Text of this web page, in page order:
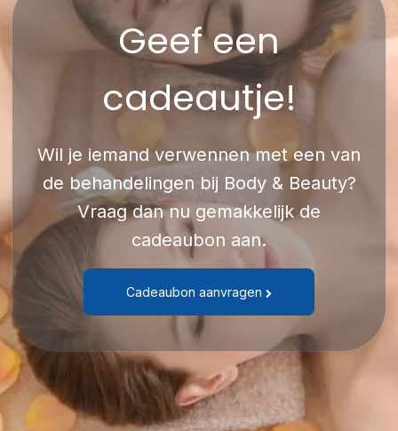
Geef een
cadeautje!
Wil je iemand verwennen met een van
de behandelingen bij Body & Beauty?
Vraag dan nu gemakkelijk de
cadeaubon aan.
Cadeaubon aanvragen